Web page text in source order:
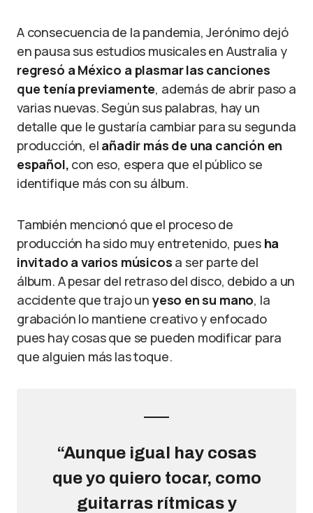
A consecuencia de la pandemia, Jerónimo dejó
en pausa sus estudios musicales en Australia y
regresó a México a plasmar las canciones
que tenía previamente, además de abrir paso a
varias nuevas. Según sus palabras, hay un
detalle que le gustaría cambiar para su segunda
producción, el añadir más de una canción en
español, con eso, espera que el público se
identifique más con su álbum.
También mencionó que el proceso de
producción ha sido muy entretenido, pues ha
invitado a varios músicos a ser parte del
álbum. A pesar del retraso del disco, debido a un
accidente que trajo un yeso en su mano, la
grabación lo mantiene creativo y enfocado
pues hay cosas que se pueden modificar para
que alguien más las toque.
“Aunque igual hay cosas
que yo quiero tocar, como
guitarras rítmicas y